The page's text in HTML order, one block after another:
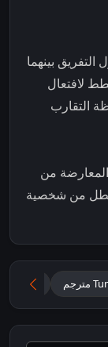
بينهما
لافتعال
التقارب
تزداد حدة المعارضة من
من شخصية
تحميل